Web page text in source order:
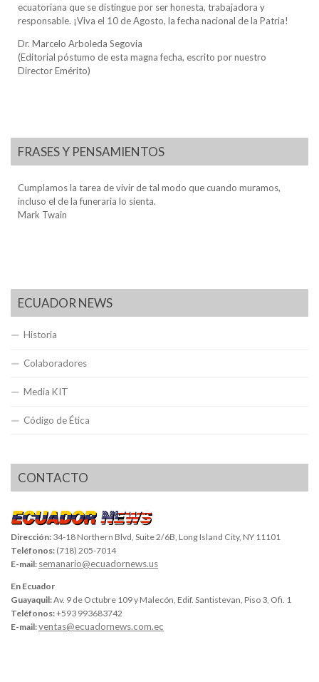
ecuatoriana que se distingue por ser honesta, trabajadora y
responsable. ¡Viva el 10 de Agosto, la fecha nacional de la Patria!
Dr. Marcelo Arboleda Segovia
(Editorial póstumo de esta magna fecha, escrito por nuestro
Director Emérito)
FRASES Y PENSAMIENTOS
Cumplamos la tarea de vivir de tal modo que cuando muramos,
incluso el de la funeraria lo sienta.
Mark Twain
ECUADOR NEWS
Historia
Colaboradores
Media KIT
Código de Ética
CONTACTO
Dirección: 34-18 Northern Blvd, Suite 2/6B, Long Island City, NY 11101
Teléfonos: (718) 205-7014
E-mail: semanario@ecuadornews.us
En Ecuador
Guayaquil:Av. 9 de Octubre 109 y Malecón, Edif. Santistevan, Piso 3, Ofi. 1
Teléfonos:+593 993683742
E-mail:ventas@ecuadornews.com.ec